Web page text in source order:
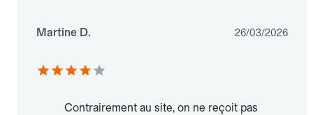
Martine D. 26/03/2026
Contrairement au site, on ne reçoit pas